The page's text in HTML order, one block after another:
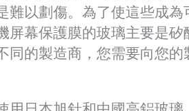
難以劃傷。為了使這些成
屏幕保護膜的玻璃主要是
同的製造商，您需要向您